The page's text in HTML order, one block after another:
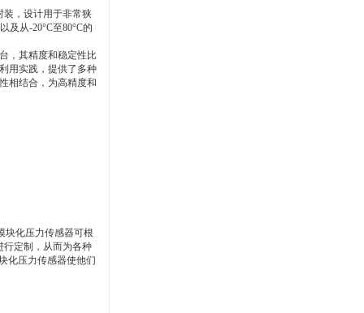
装，设计用于非常狭
及从-20°C至80°C的
，其精度和稳定性比
用实践，提供了多种
相结合，为高精度和
块化压力传感器可根
行定制，从而为各种
化压力传感器使他们